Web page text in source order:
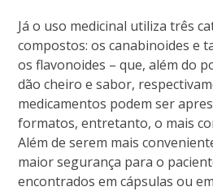
Já o uso medicinal utiliza três
compostos: os canabinoides e
os flavonoides – que, além do
dão cheiro e sabor,
medicamentos podem ser
formatos, entretanto, o mais
Além de serem mais
maior segurança para o
encontrados em cápsulas ou